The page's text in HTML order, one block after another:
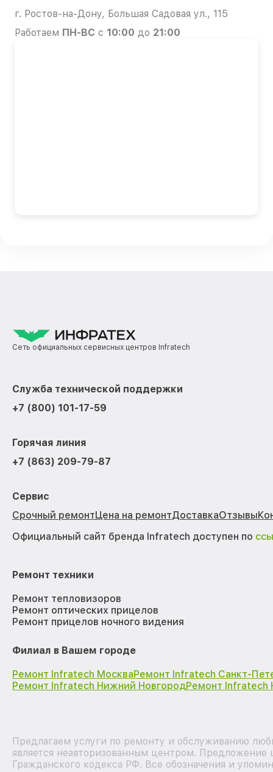
г. Ростов-на-Дону, Большая Садовая ул., 115
Работаем ПН-ВС с 10:00 до 21:00
Сеть официальных сервисных центров Infratech
Служба технической поддержки
+7 (800) 101-17-59
Горячая линия
+7 (863) 209-79-87
Сервис
Срочный ремонтЦена на ремонтДоставкаОтзывы
Официальный сайт бренда Infratech доступен по
Ремонт техники
Ремонт тепловизоров
Ремонт оптических прицелов
Ремонт прицелов ночного видения
Филиал в Вашем городе
Ремонт Infratech МоскваРемонт Infratech Санкт-
Ремонт Infratech Нижний НовгородРемонт Infratech
Предлагаем услуги по ремонту и обслуживанию
является неавторизованным центром.
Гражданского кодекса РФ. Все обозначения и